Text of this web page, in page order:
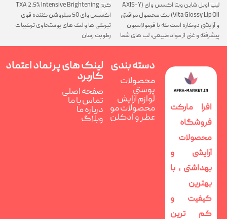
لیپ اویل شاین ویتا اکسس وای (AXIS-Y
Vita Glossy Lip Oil) یک محصول مراقبتی
و آرایشی دوکاره است که با فرمولاسیون
پیشرفته و غنی از مواد طبیعی، لب های شما
را همزمان ترمیم، تغذیه و فوق العاده
کرم TXA 2.5% Intensive Brightening
اکسیس وای 50 میلروشن کننده قوی
تیرگی ها و لک های پوستحاوی ترکیبات
رطوبت رسان
افرا مارکت
فروشگاه
محصولات
آرایشی و
بهداشتی ، با
بهترین
کیفیت و
کم ترین
دسته بندی
محصولات
پوستی
لوازم آرایش
محصولات مو
عطر و ادکلن
لینک های پر
کاربرد
صفحه اصلی
تماس با ما
درباره ما
وبلاگ
نماد اعتماد